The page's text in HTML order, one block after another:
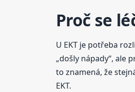
Proč se
U EKT je potřeba
„došly nápady“, ale
to znamená, že
EKT.